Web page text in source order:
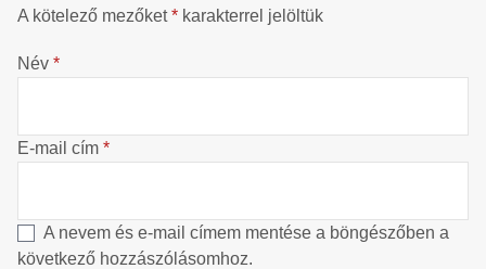
A kötelező mezőket* karakterrel jelöltük
Név *
E-mail cím *
A nevem és e-mail címem mentése a böngészőben a
következő hozzászólásomhoz.